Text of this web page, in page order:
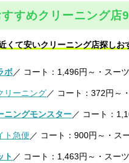
すめクリーニング店
くて安いクリーニング店探しお
ボ／ コート：1,496円～・スー
リーニング／ コート：372円～
ニングモンスター／ コート：
ト急便 ／ コート：900円～・ス
ト ／ コート：1,463円～・スー